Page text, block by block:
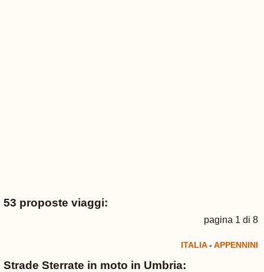
53 proposte viaggi:
pagina 1 di 8
ITALIA-APPENNINI
Strade Sterrate in moto in Umbria: